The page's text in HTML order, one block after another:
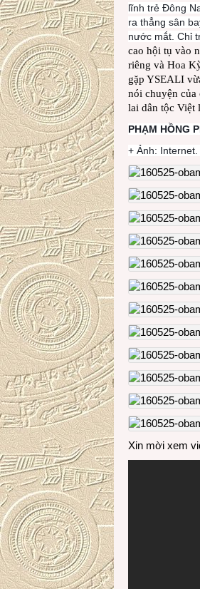
lĩnh trẻ Đông
ra thẳng sân
nước mắt. Chỉ
cao hội tụ vào
riêng và Hoa
gặp YSEALI
nói chuyện của
lai dân tộc Việt
PHẠM HỒNG
+ Ảnh:
Xin mời xem